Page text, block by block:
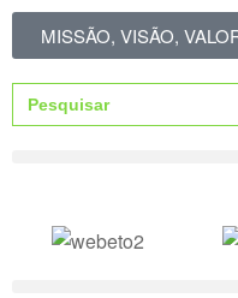
MISSÃO, VISÃO,
Search
for: